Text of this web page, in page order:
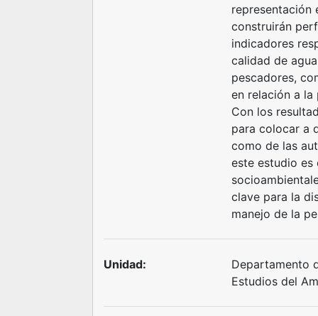
representación
construirán
indicadores
calidad de
pescadores,
en relación a
Con los
para colocar a
como de las
este estudio es
clave para la
manejo de la
Unidad:
Departamento
Estudios del